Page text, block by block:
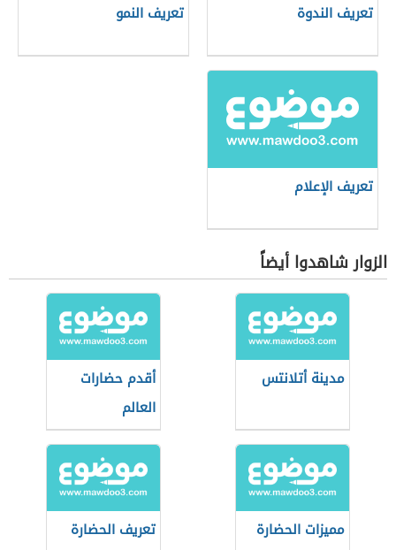
تعريف الندوة تعريف النمو
تعريف الإعلام
الزوار شاهدوا أيضاً
مدينة أتلانتس
أقدم حضارات
العالم
مميزات الحضارة
تعريف الحضارة